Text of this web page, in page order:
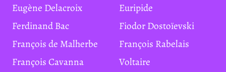
Eugène Delacroix
Euripide
Ferdinand Bac
Fiodor Dostoïevski
François de Malherbe
François Rabelais
François Cavanna
Voltaire